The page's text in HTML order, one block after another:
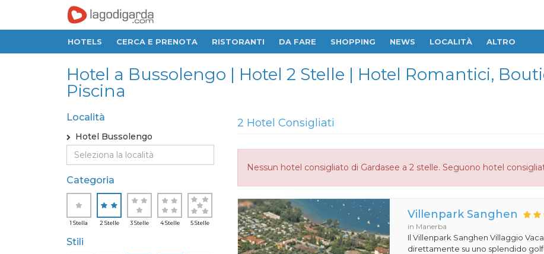
HOTELS CERCA E PRENOTA RISTORANTI DA FARE SHOPPING NEWS LOCALITÀ ALTRO
Hotel a Bussolengo | Hotel 2 Stelle | Hotel Romantici,
Piscina
Località
Hotel Bussolengo
Categoria
1 Stella 2 Stelle 3 Stelle 4 Stelle 5 Stelle
Stili
2 Hotel Consigliati
Nessun hotel consigliato di Gardasee a 2 stelle. Seguono hotel
Villenpark Sanghen
in Manerba
Il Villenpark Sanghen Villaggio
direttamente su uno splendido